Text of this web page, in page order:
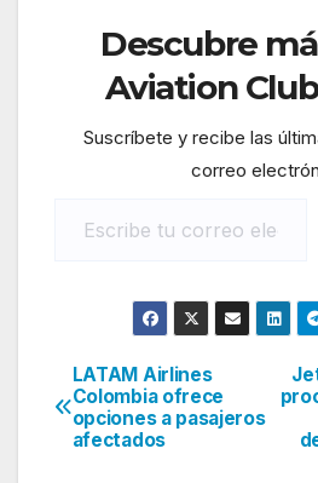
Descubre
Aviation
Suscríbete y recibe las
correo
Navegación
de
LATAM Airlines
Colombia ofrece
opciones a pasajeros
afectados